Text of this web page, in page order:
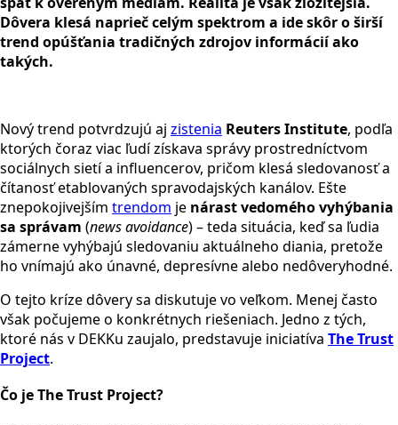
Dôvera klesá naprieč celým spektrom a ide skôr o širší
trend opúšťania tradičných zdrojov informácií ako
takých.
Nový trend potvrdzujú aj zistenia Reuters Institute, podľa
ktorých čoraz viac ľudí získava správy prostredníctvom
sociálnych sietí a influencerov, pričom klesá sledovanosť a
čítanosť etablovaných spravodajských kanálov. Ešte
znepokojivejším trendom je nárast vedomého vyhýbania
sa správam (news avoidance) – teda situácia, keď sa ľudia
zámerne vyhýbajú sledovaniu aktuálneho diania, pretože
ho vnímajú ako únavné, depresívne alebo nedôveryhodné.
O tejto kríze dôvery sa diskutuje vo veľkom. Menej často
však počujeme o konkrétnych riešeniach. Jedno z tých,
ktoré nás v DEKKu zaujalo, predstavuje iniciatíva The Trust
Project.
Čo je The Trust Project?